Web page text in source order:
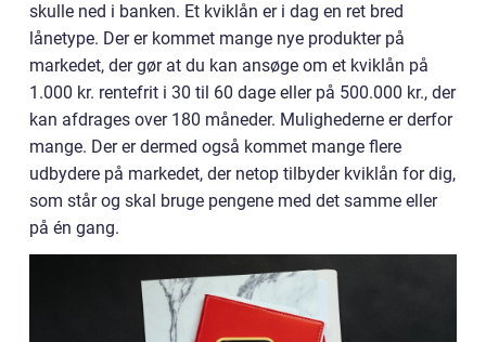
skulle ned i banken. Et kviklån er i dag en ret bred
lånetype. Der er kommet mange nye produkter på
markedet, der gør at du kan ansøge om et kviklån på
1.000 kr. rentefrit i 30 til 60 dage eller på 500.000 kr., der
kan afdrages over 180 måneder. Mulighederne er derfor
mange. Der er dermed også kommet mange flere
udbydere på markedet, der netop tilbyder kviklån for dig,
som står og skal bruge pengene med det samme eller
på én gang.